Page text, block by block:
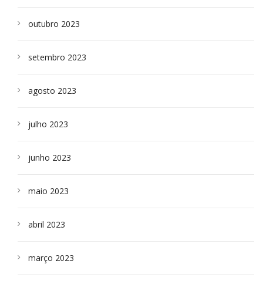
outubro 2023
setembro 2023
agosto 2023
julho 2023
junho 2023
maio 2023
abril 2023
março 2023